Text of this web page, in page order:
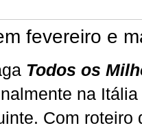
fevereiro e
Todos os
na
Com roteiro